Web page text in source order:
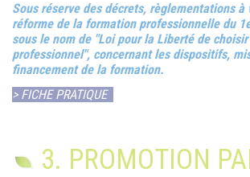
Sous réserve des décrets, règlementations à
réforme de la formation professionnelle du
sous le nom de "Loi pour la Liberté de
professionnel", concernant les dispositifs,
financement de la formation.
> FICHE PRATIQUE
3. PROMOTION